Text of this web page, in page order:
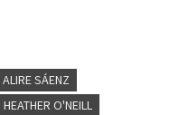
SÁENZ
HEATHER O'NEILL